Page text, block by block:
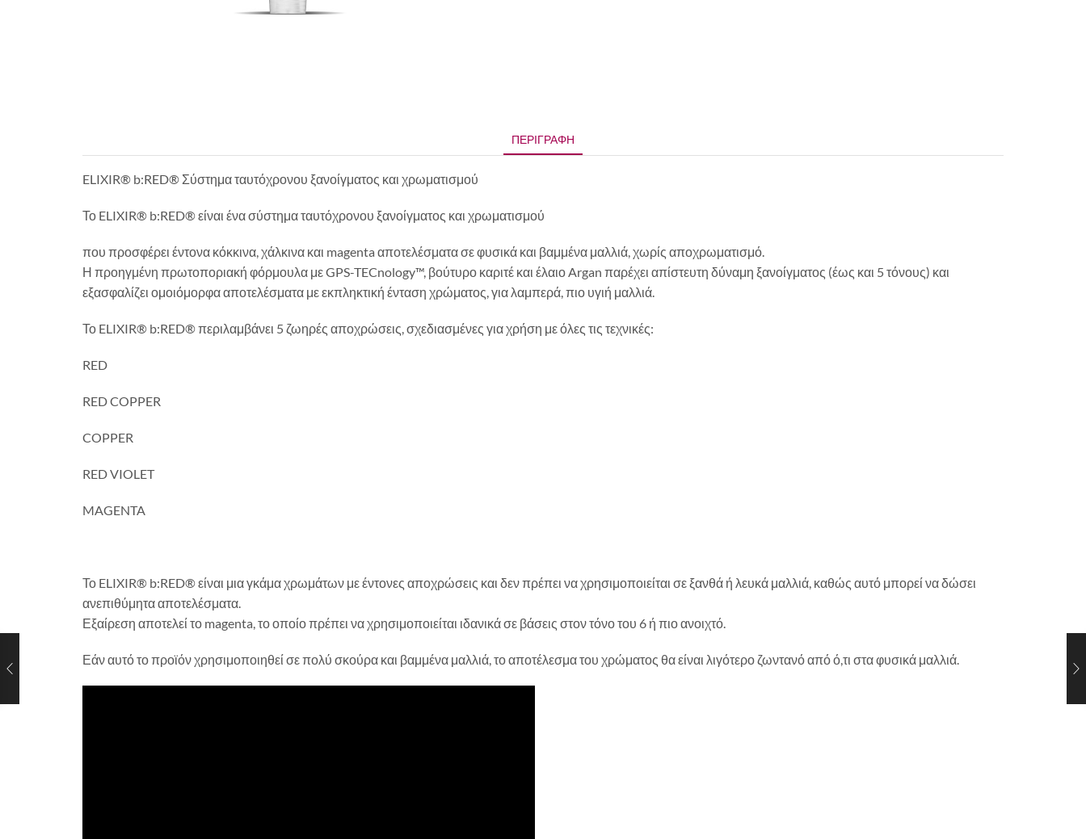
ΠΕΡΙΓΡΑΦΉ
ELIXIR® b:RED® Σύστημα ταυτόχρονου ξανοίγματος και χρωματισμού
Το ELIXIR® b:RED® είναι ένα σύστημα ταυτόχρονου ξανοίγματος και χρωματισμού
που προσφέρει έντονα κόκκινα, χάλκινα και magenta αποτελέσματα σε φυσικά και βαμμένα μαλλιά, χωρίς αποχρωματισμό.
Η προηγμένη πρωτοποριακή φόρμουλα με GPS-TECnology™, βούτυρο καριτέ και έλαιο Argan παρέχει απίστευτη δύναμη ξανοίγματος (έως και 5 τόνους) και
εξασφαλίζει ομοιόμορφα αποτελέσματα με εκπληκτική ένταση χρώματος, για λαμπερά, πιο υγιή μαλλιά.
Το ELIXIR® b:RED® περιλαμβάνει 5 ζωηρές αποχρώσεις, σχεδιασμένες για χρήση με όλες τις τεχνικές:
RED
RED COPPER
COPPER
RED VIOLET
MAGENTA
Το ELIXIR® b:RED® είναι μια γκάμα χρωμάτων με έντονες αποχρώσεις και δεν πρέπει να χρησιμοποιείται σε ξανθά ή λευκά μαλλιά, καθώς αυτό μπορεί να δώσει
ανεπιθύμητα αποτελέσματα.
Εξαίρεση αποτελεί το magenta, το οποίο πρέπει να χρησιμοποιείται ιδανικά σε βάσεις στον τόνο του 6 ή πιο ανοιχτό.
Εάν αυτό το προϊόν χρησιμοποιηθεί σε πολύ σκούρα και βαμμένα μαλλιά, το αποτέλεσμα του χρώματος θα είναι λιγότερο ζωντανό από ό,τι στα φυσικά μαλλιά.